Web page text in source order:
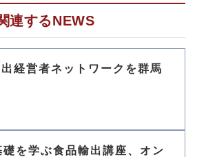
連するNEWS
経営者ネットワークを群馬
を学ぶ食品輸出講座、オン